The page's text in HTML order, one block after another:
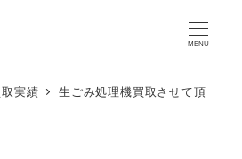
MENU
実績
生ごみ処理機買取させて頂